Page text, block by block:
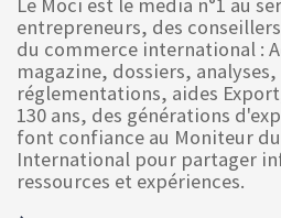
entrepreneurs, des
du commerce international :
magazine, dossiers,
réglementations, aides
130 ans, des générations
font confiance au Moniteur
International pour partager
ressources et expériences.